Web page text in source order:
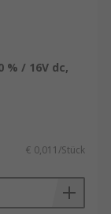
% / 16V dc,
€ 0,011/Stück